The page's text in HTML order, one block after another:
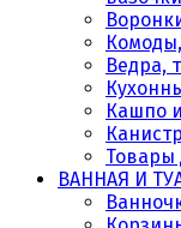
Ведра,
Кашпо
Товары
ВАННАЯ И